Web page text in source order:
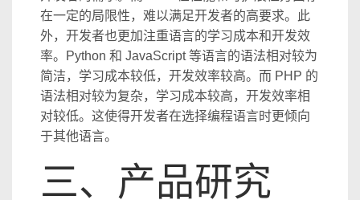
在一定的局限性，难以满足开发者的高要求。此
外，开发者也更加注重语言的学习成本和开发效
率。Python 和 JavaScript 等语言的语法相对较为
简洁，学习成本较低，开发效率较高。而 PHP 的
语法相对较为复杂，学习成本较高，开发效率相
对较低。这使得开发者在选择编程语言时更倾向
于其他语言。
三、产品研究